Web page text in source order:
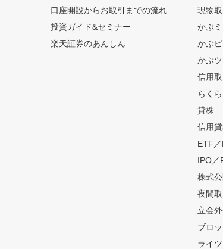
口座開設からお取引までの流れ
投資ガイド&セミナー
楽天証券のあんしん
現物取
かぶ
かぶ
かぶツ
信用取
らく
貸株
信用
ETF
IPO／
株式
夜間
立会
ブロ
ライ